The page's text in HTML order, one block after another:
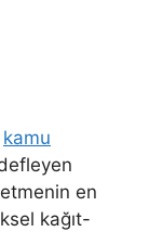
kamu
en
kağıt-